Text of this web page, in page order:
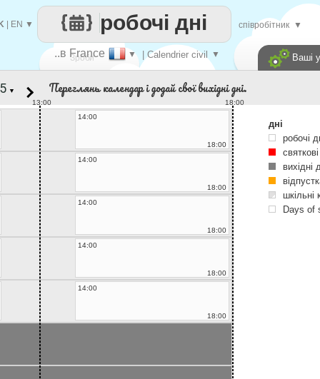
Зроби
..в France ▼ | Calendrier civil ▼
робочі дні
EN ▼ співробітник ▼
Ваші
▼ Переглянь календар і додай свої вихідні дні.
13:00
18:00
14:00
18:00
14:00
18:00
14:00
18:00
14:00
18:00
14:00
18:00
дні
робочі
вихідні
шкільні
Days of